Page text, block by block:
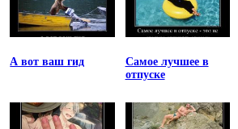
А вот ваш гид
Самое лучшее в
отпуске